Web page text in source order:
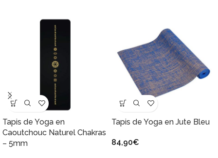
Tapis de Yoga en
Caoutchouc Naturel Chakras
– 5mm
Tapis de Yoga en Jute Bleu
84,90€